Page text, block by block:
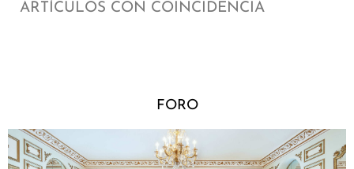
ARTÍCULOS CON COINCIDENCIA
FORO